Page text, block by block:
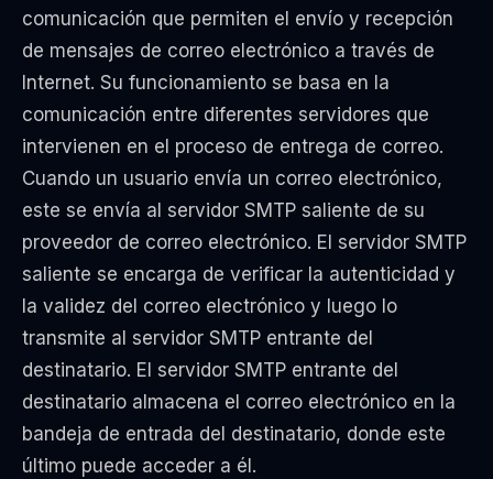
comunicación que permiten el envío y recepción
de mensajes de correo electrónico a través de
Internet. Su funcionamiento se basa en la
comunicación entre diferentes servidores que
intervienen en el proceso de entrega de correo.
Cuando un usuario envía un correo electrónico,
este se envía al servidor SMTP saliente de su
proveedor de correo electrónico. El servidor SMTP
saliente se encarga de verificar la autenticidad y
la validez del correo electrónico y luego lo
transmite al servidor SMTP entrante del
destinatario. El servidor SMTP entrante del
destinatario almacena el correo electrónico en la
bandeja de entrada del destinatario, donde este
último puede acceder a él.